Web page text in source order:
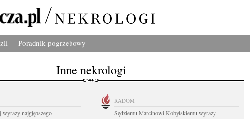
Poradnik pogrzebowy
Inne nekrologi
najgłębszego
RADOM
Sędziemu Marcinowi Kobylskiemu wyrazy